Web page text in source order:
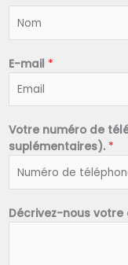
*
E-mail *
Votre numéro de
suplémentaires). *
Décrivez-nous votre